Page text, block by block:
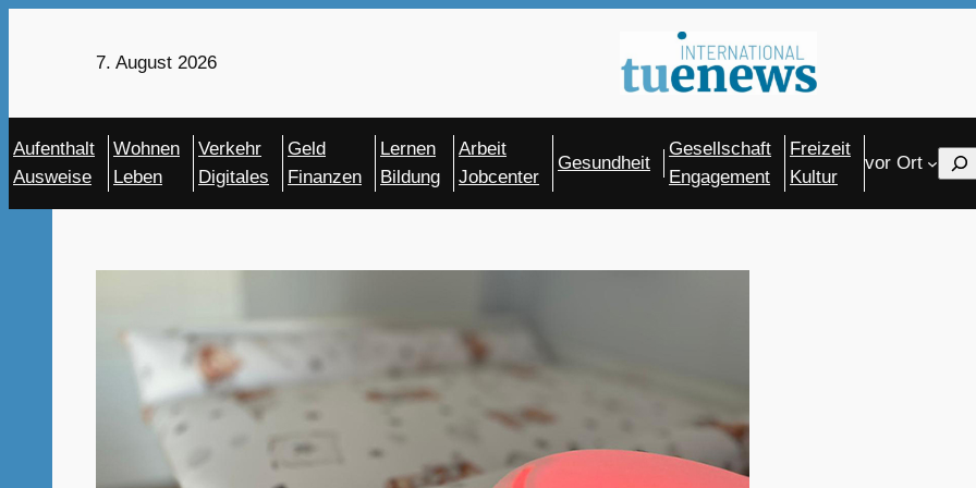
7. August 2026
Aufenthalt
Ausweise
Wohnen
Leben
Verkehr
Digitales
Geld
Finanzen
Lernen
Bildung
Arbeit
Jobcenter
Gesundheit
Gesellschaft
Engagement
Freizeit
Kultur
vor Ort